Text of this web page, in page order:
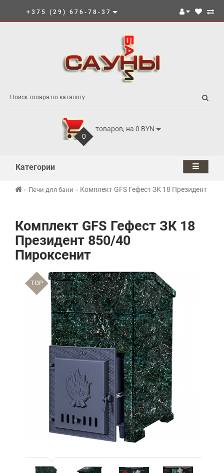
+375 (29) 676-78-37
0
товаров, на 0 BYN
Категории
Печи для бани Комплект GFS Гефест ЗК 18 Президент
Комплект GFS Гефест ЗК 18
Президент 850/40
Пироксенит
TOP